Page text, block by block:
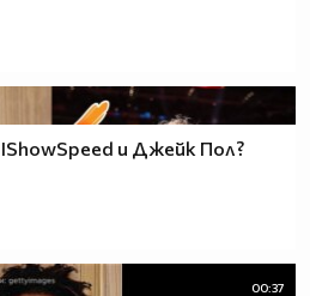
и Джейк Пол?
00:37